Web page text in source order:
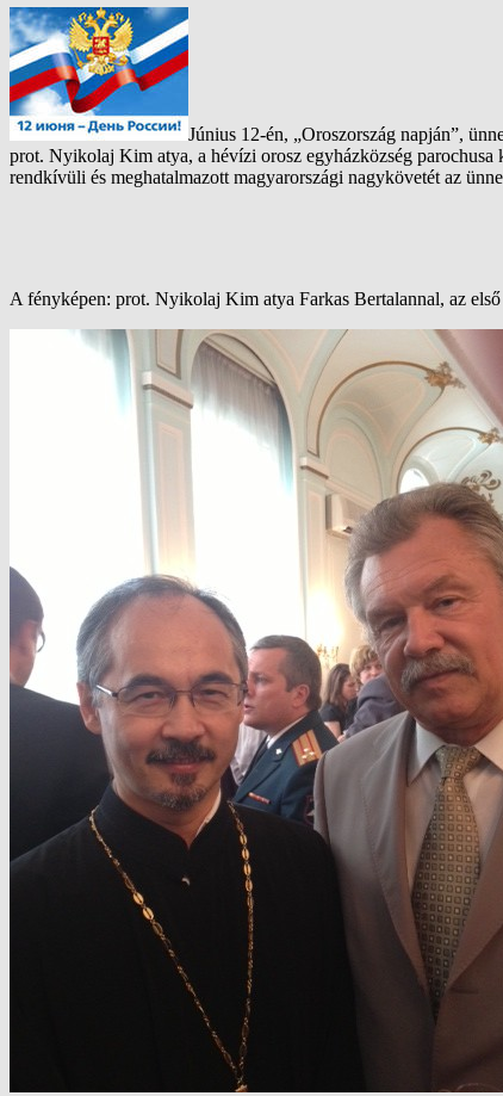
Június 12-én, „Oroszország napján”,
prot. Nyikolaj Kim atya, a hévízi orosz egyházközség
rendkívüli és meghatalmazott magyarországi nagykövetét az
A fényképen: prot. Nyikolaj Kim atya Farkas Bertalannal, az